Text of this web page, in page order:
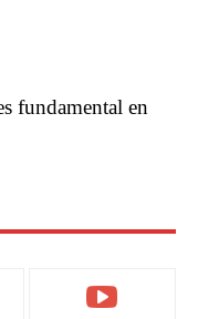
fundamental en